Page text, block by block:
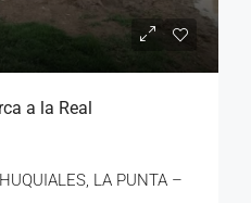
a la Real
LA PUNTA –